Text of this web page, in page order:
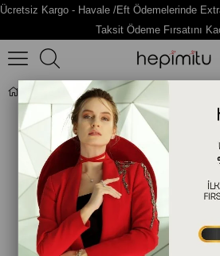
Ücretsiz Kargo - Havale /Eft Ödemelerinde
Taksit Ödeme Fırsatını
Balık Burcu Gümüş Yüzük